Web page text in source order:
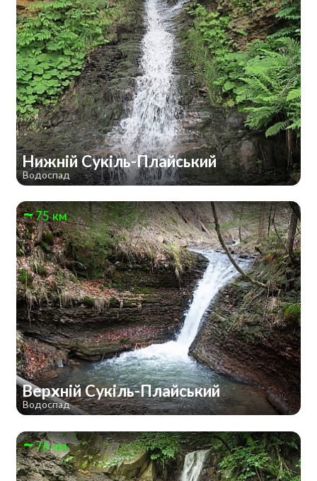
Нижній Сукіль-Плайський
Водоспад
75 км
Верхній Сукіль-Плайський
Водоспад
76 км